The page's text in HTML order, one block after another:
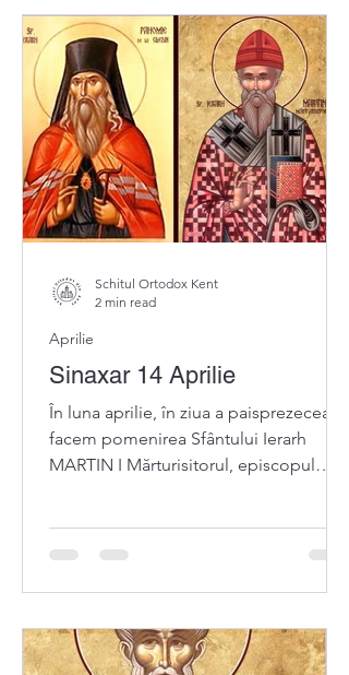
Sinaxar 14 Aprilie
În luna aprilie, în ziua a paisprezecea,
facem pomenirea Sfântului Ierarh
MARTIN I Mărturisitorul, episcopul
Aprilie
Schitul Ortodox Kent
2 min read